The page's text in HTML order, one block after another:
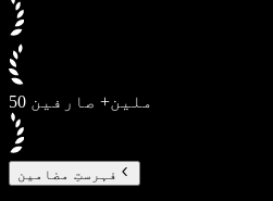
50 ملین+ صارفین
فہرستِ مضامین